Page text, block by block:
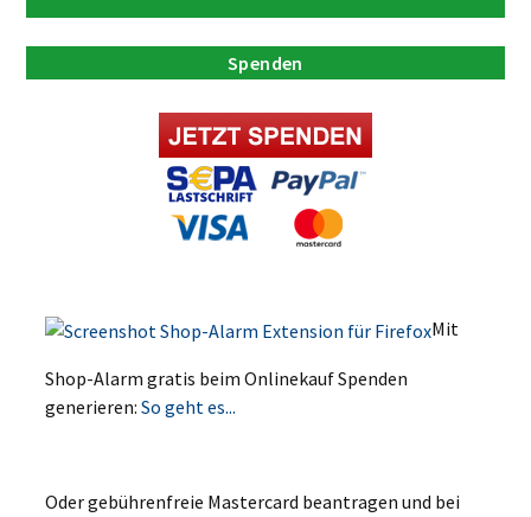
Spenden
Mit
Shop-Alarm gratis beim Onlinekauf Spenden
generieren:So geht es...
Oder gebührenfreie Mastercard beantragen und bei